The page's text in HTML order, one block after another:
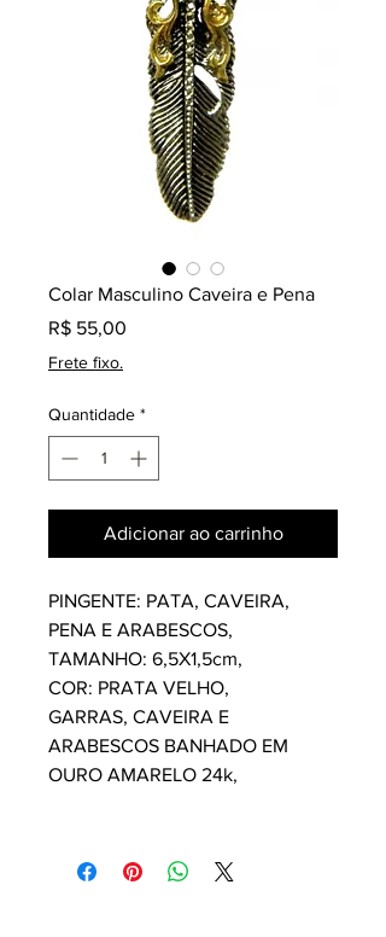
Colar Masculino Caveira e Pena
R$ 55,00
Frete fixo.
Quantidade *
Adicionar ao carrinho
PINGENTE: PATA, CAVEIRA,
PENA E ARABESCOS,
TAMANHO: 6,5X1,5cm,
COR: PRATA VELHO,
GARRAS, CAVEIRA E
ARABESCOS BANHADO EM
OURO AMARELO 24k,